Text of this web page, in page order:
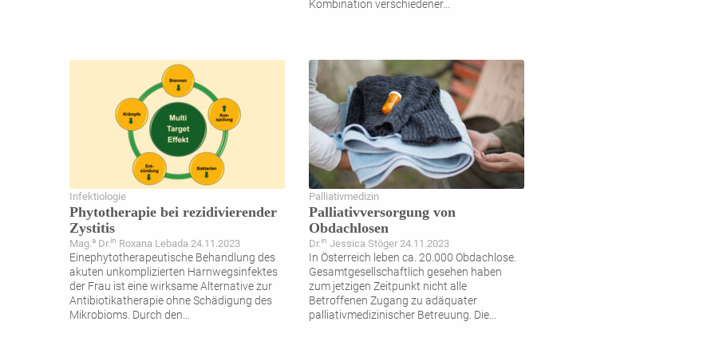
Kombination verschiedener...
Infektiologie
Phytotherapie bei rezidivierender
Zystitis
Mag.a Dr.in Roxana Lebada 24.11.2023
Einephytotherapeutische Behandlung des
akuten unkomplizierten Harnwegsinfektes
der Frau ist eine wirksame Alternative zur
Antibiotikatherapie ohne Schädigung des
Mikrobioms. Durch den...
Palliativmedizin
Palliativversorgung von
Obdachlosen
Dr.in Jessica Stöger 24.11.2023
In Österreich leben ca. 20.000 Obdachlose.
Gesamtgesellschaftlich gesehen haben
zum jetzigen Zeitpunkt nicht alle
Betroffenen Zugang zu adäquater
palliativmedizinischer Betreuung. Die...